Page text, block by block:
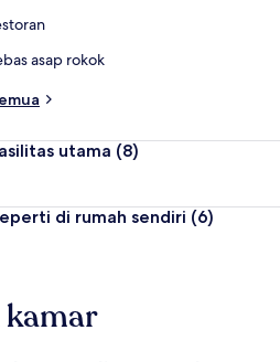
asap rokok
utama (8)
di rumah sendiri (6)
kamar